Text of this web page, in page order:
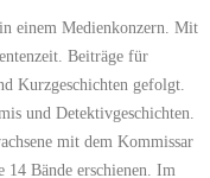
einem Medienkonzern. Mit
Beiträge für
Kurzgeschichten gefolgt.
und Detektivgeschichten.
mit dem Kommissar
Bände erschienen. Im